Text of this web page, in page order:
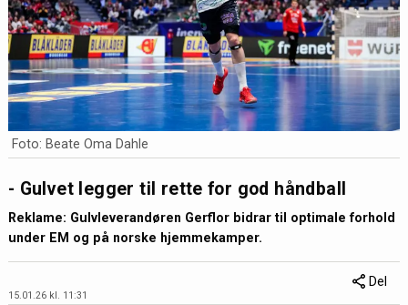
Foto: Beate Oma Dahle
- Gulvet legger til rette for god håndball
Reklame: Gulvleverandøren Gerflor bidrar til optimale forhold
under EM og på norske hjemmekamper.
15.01.26 kl. 11:31
Del